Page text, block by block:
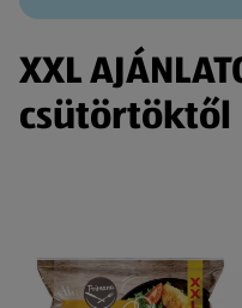
XXL
csütörtöktől